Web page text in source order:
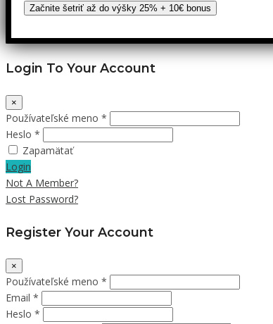
Začnite šetriť až do výšky 25% + 10€ bonus
Login To Your Account
×
Používateľské meno *
Heslo *
Zapamätať
Login
Not A Member?
Lost Password?
Register Your Account
×
Používateľské meno *
Email *
Heslo *